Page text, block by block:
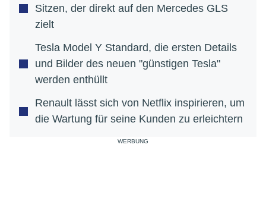
Sitzen, der direkt auf den Mercedes GLS
zielt
Tesla Model Y Standard, die ersten Details
und Bilder des neuen "günstigen Tesla"
werden enthüllt
Renault lässt sich von Netflix inspirieren, um
die Wartung für seine Kunden zu erleichtern